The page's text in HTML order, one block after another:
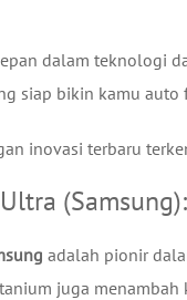
dalam teknologi
siap bikin kamu
inovasi terbaru
adalah pionir
juga